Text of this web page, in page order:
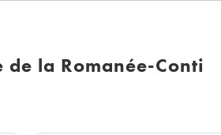
de la Romanée-Conti